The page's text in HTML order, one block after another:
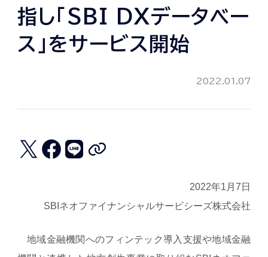
指し「SBI DXデータベー
ス」をサービス開始
2022.01.07
2022年1月7日
SBIネオファイナンシャルサービシーズ株式会社
地域金融機関へのフィンテック導入支援や地域金融